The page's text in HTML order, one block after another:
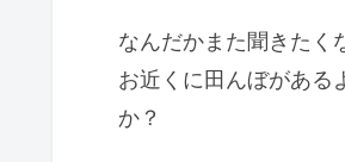
なんだかまた聞きたく
お近くに田んぼがある
か？